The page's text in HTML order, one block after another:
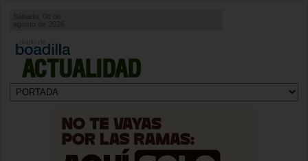
ACTUALIDAD
Sábado, 08 de
agosto de 2026